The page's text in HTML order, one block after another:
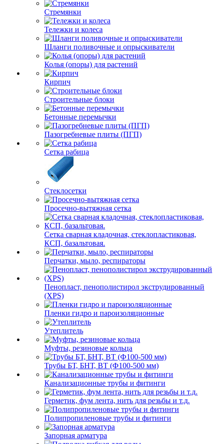
Стремянки
Тележки и колеса
Шланги поливочные и опрыскиватели
Колья (опоры) для растений
Кирпич
Строительные блоки
Бетонные перемычки
Пазогребневые плиты (ПГП)
Сетка рабица
Стеклосетки
Просечно-вытяжная сетка
Сетка сварная кладочная, стеклопластиковая,
КСП, базальтовая.
Перчатки, мыло, респираторы
Пенопласт, пенополистирол экструдированный
(XPS)
Пленки гидро и пароизоляционные
Утеплитель
Муфты, резиновые кольца
Трубы БТ, БНТ, ВТ (Ф100-500 мм)
Канализационные трубы и фитинги
Герметик, фум лента, нить для резьбы и т.д.
Полипропиленовые трубы и фитинги
Запорная арматура